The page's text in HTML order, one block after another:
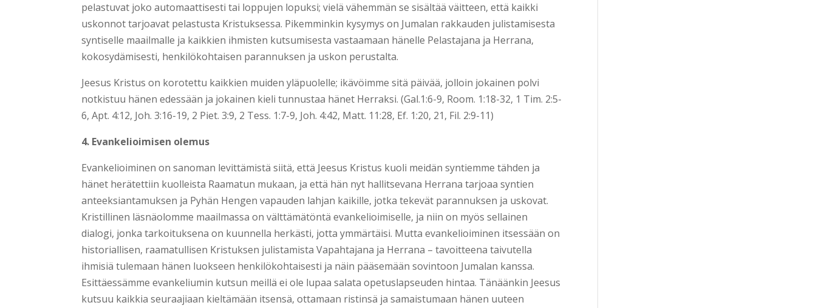
pelastuvat joko automaattisesti tai loppujen lopuksi; vielä vähemmän se sisältää väitteen, että kaikki
uskonnot tarjoavat pelastusta Kristuksessa. Pikemminkin kysymys on Jumalan rakkauden julistamisesta
syntiselle maailmalle ja kaikkien ihmisten kutsumisesta vastaamaan hänelle Pelastajana ja Herrana,
kokosydämisesti, henkilökohtaisen parannuksen ja uskon perustalta.
Jeesus Kristus on korotettu kaikkien muiden yläpuolelle; ikävöimme sitä päivää, jolloin jokainen polvi
notkistuu hänen edessään ja jokainen kieli tunnustaa hänet Herraksi. (Gal.1:6-9, Room. 1:18-32, 1 Tim. 2:5-
6, Apt. 4:12, Joh. 3:16-19, 2 Piet. 3:9, 2 Tess. 1:7-9, Joh. 4:42, Matt. 11:28, Ef. 1:20, 21, Fil. 2:9-11)
4. Evankelioimisen olemus
Evankelioiminen on sanoman levittämistä siitä, että Jeesus Kristus kuoli meidän syntiemme tähden ja
hänet herätettiin kuolleista Raamatun mukaan, ja että hän nyt hallitsevana Herrana tarjoaa syntien
anteeksiantamuksen ja Pyhän Hengen vapauden lahjan kaikille, jotka tekevät parannuksen ja uskovat.
Kristillinen läsnäolomme maailmassa on välttämätöntä evankelioimiselle, ja niin on myös sellainen
dialogi, jonka tarkoituksena on kuunnella herkästi, jotta ymmärtäisi. Mutta evankelioiminen itsessään on
historiallisen, raamatullisen Kristuksen julistamista Vapahtajana ja Herrana – tavoitteena taivutella
ihmisiä tulemaan hänen luokseen henkilökohtaisesti ja näin pääsemään sovintoon Jumalan kanssa.
Esittäessämme evankeliumin kutsun meillä ei ole lupaa salata opetuslapseuden hintaa. Tänäänkin Jeesus
kutsuu kaikkia seuraajiaan kieltämään itsensä, ottamaan ristinsä ja samaistumaan hänen uuteen